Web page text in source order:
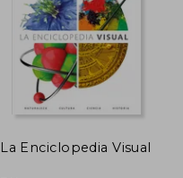
dcto. $
La Enciclopedia Visual